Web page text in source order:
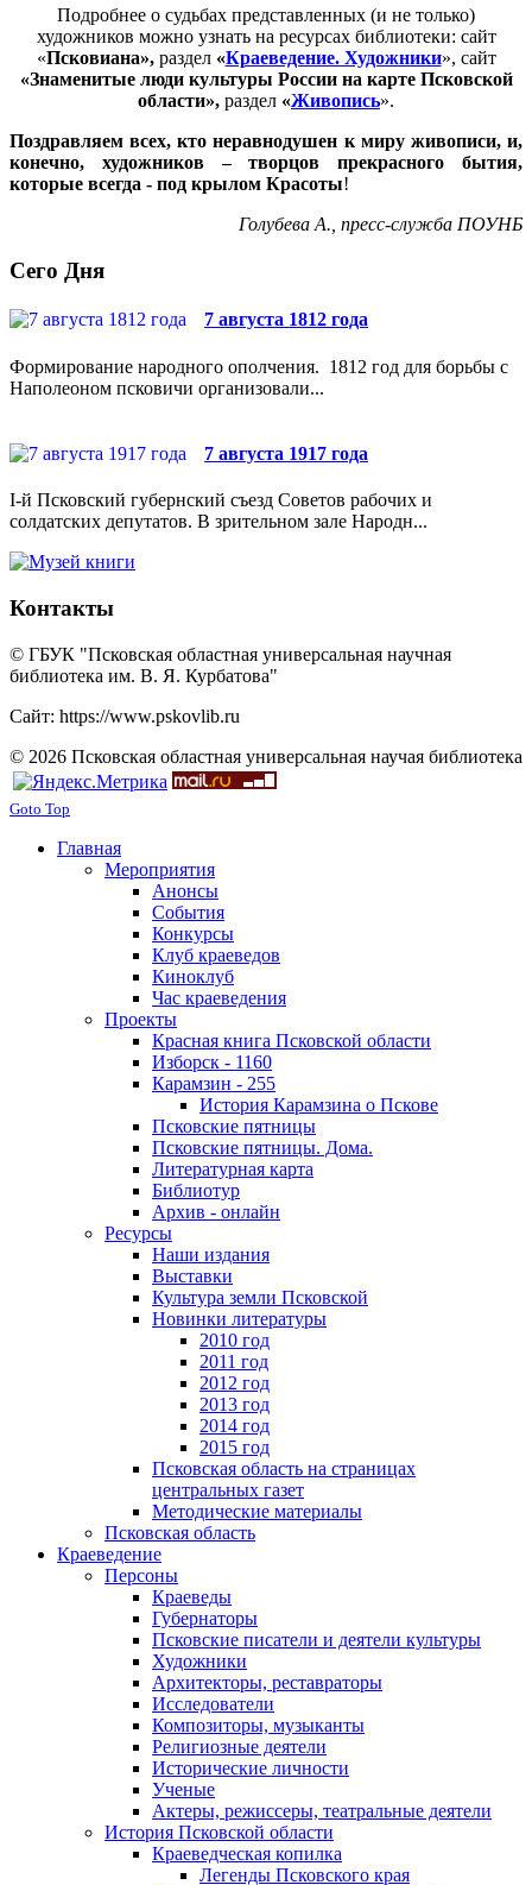
Подробнее о судьбах представленных (и не только)
художников можно узнать на ресурсах библиотеки: сайт
«Псковиана», раздел«Краеведение. Художники», сайт
«Знаменитые люди культуры России на карте Псковской
области», раздел «Живопись».
Поздравляем всех, кто неравнодушен к миру живописи, и,
конечно, художников – творцов прекрасного бытия,
которые всегда - под крылом Красоты!
Голубева А., пресс-служба ПОУНБ
Сего Дня
7 августа 1812 года
Формирование народного ополчения. 1812 год для борьбы с
Наполеоном псковичи организовали...
7 августа 1917 года
I-й Псковский губернский съезд Советов рабочих и
солдатских депутатов. В зрительном зале Народн...
Контакты
© ГБУК "Псковская областная универсальная научная
библиотека им. В. Я. Курбатова"
Сайт: https://www.pskovlib.ru
© 2026 Псковская областная универсальная научая библиотека
Goto Top
Главная
Мероприятия
Анонсы
События
Конкурсы
Клуб краеведов
Киноклуб
Час краеведения
Проекты
Красная книга Псковской области
Изборск - 1160
Карамзин - 255
История Карамзина о Пскове
Псковские пятницы
Псковские пятницы. Дома.
Литературная карта
Библиотур
Архив - онлайн
Ресурсы
Наши издания
Выставки
Культура земли Псковской
Новинки литературы
2010 год
2011 год
2012 год
2013 год
2014 год
2015 год
Псковская область на страницах
центральных газет
Методические материалы
Псковская область
Краеведение
Персоны
Краеведы
Губернаторы
Псковские писатели и деятели культуры
Художники
Архитекторы, реставраторы
Исследователи
Композиторы, музыканты
Религиозные деятели
Исторические личности
Ученые
Актеры, режиссеры, театральные деятели
История Псковской области
Краеведческая копилка
Легенды Псковского края